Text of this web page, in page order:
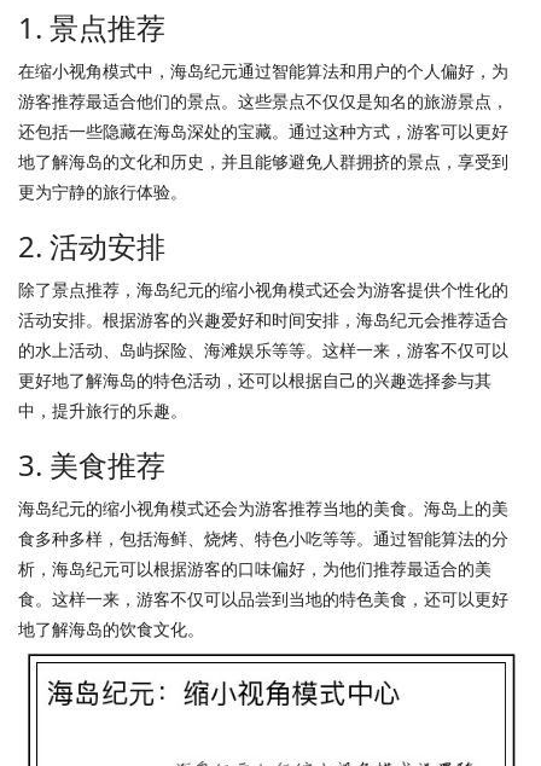
1. 景点推荐
在缩小视角模式中，海岛纪元通过智能算法和用户的个人偏好，为
游客推荐最适合他们的景点。这些景点不仅仅是知名的旅游景点，
还包括一些隐藏在海岛深处的宝藏。通过这种方式，游客可以更好
地了解海岛的文化和历史，并且能够避免人群拥挤的景点，享受到
更为宁静的旅行体验。
2. 活动安排
除了景点推荐，海岛纪元的缩小视角模式还会为游客提供个性化的
活动安排。根据游客的兴趣爱好和时间安排，海岛纪元会推荐适合
的水上活动、岛屿探险、海滩娱乐等等。这样一来，游客不仅可以
更好地了解海岛的特色活动，还可以根据自己的兴趣选择参与其
中，提升旅行的乐趣。
3. 美食推荐
海岛纪元的缩小视角模式还会为游客推荐当地的美食。海岛上的美
食多种多样，包括海鲜、烧烤、特色小吃等等。通过智能算法的分
析，海岛纪元可以根据游客的口味偏好，为他们推荐最适合的美
食。这样一来，游客不仅可以品尝到当地的特色美食，还可以更好
地了解海岛的饮食文化。